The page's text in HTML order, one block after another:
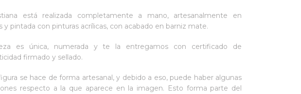
está realizada completamente a mano, artesanalmente en
y pintada con pinturas acrílicas, con acabado en barniz mate.
es única, numerada y te la entregamos con certificado de
firmado y sellado.
se hace de forma artesanal, y debido a eso, puede haber algunas
respecto a la que aparece en la imagen. Esto forma parte del